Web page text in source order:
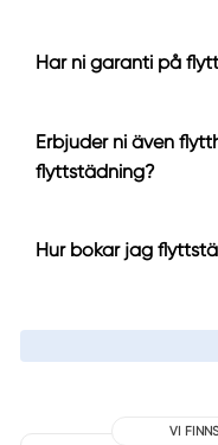
Har ni garanti på
Erbjuder ni även
flyttstädning?
Hur bokar jag
VI